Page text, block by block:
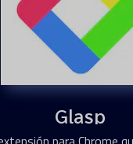
Glasp